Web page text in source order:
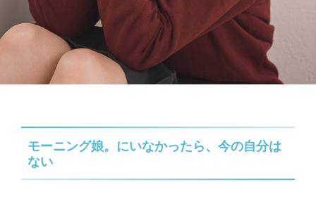
モーニング娘。にいなかったら、今の自分は
ない